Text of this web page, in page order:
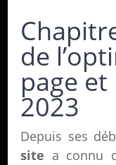
de
page
2023
Depuis ses
site a connu